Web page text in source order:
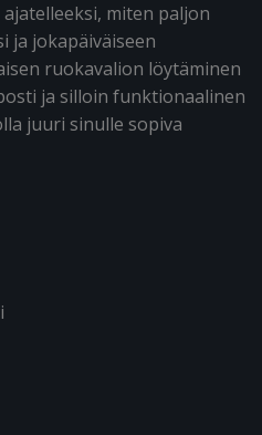
miten paljon
ja jokapäiväiseen
ruokavalion löytäminen
ja silloin funktionaalinen
juuri sinulle sopiva